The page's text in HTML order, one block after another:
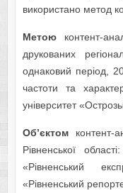
використано метод
Метоюконтент-
друкованих
однаковий період,
частоти та
університет
Об’єктом контент-
Рівненської
«Рівненський
«Рівненський